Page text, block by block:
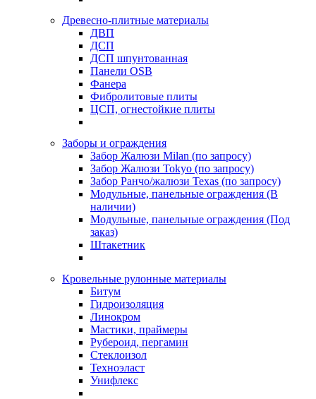
Древесно-плитные материалы
ДВП
ДСП
ДСП шпунтованная
Панели OSB
Фанера
Фибролитовые плиты
ЦСП, огнестойкие плиты
Заборы и ограждения
Забор Жалюзи Milan (по запросу)
Забор Жалюзи Tokyo (по запросу)
Забор Ранчо/жалюзи Texas (по запросу)
Модульные, панельные ограждения (В
наличии)
Модульные, панельные ограждения (Под
заказ)
Штакетник
Кровельные рулонные материалы
Битум
Гидроизоляция
Линокром
Мастики, праймеры
Рубероид, пергамин
Стеклоизол
Техноэласт
Унифлекс